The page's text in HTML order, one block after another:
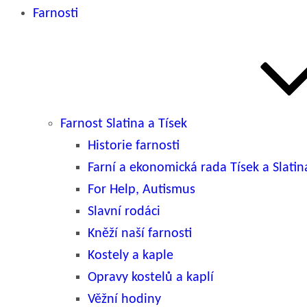
Farnosti
Farnost Slatina a Tísek
Historie farnosti
Farní a ekonomická rada Tísek a
For Help, Autismus
Slavní rodáci
Kněží naší farnosti
Kostely a kaple
Opravy kostelů a kaplí
Věžní hodiny